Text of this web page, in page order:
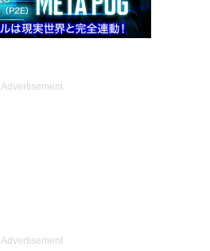
Advertisement
Advertisement